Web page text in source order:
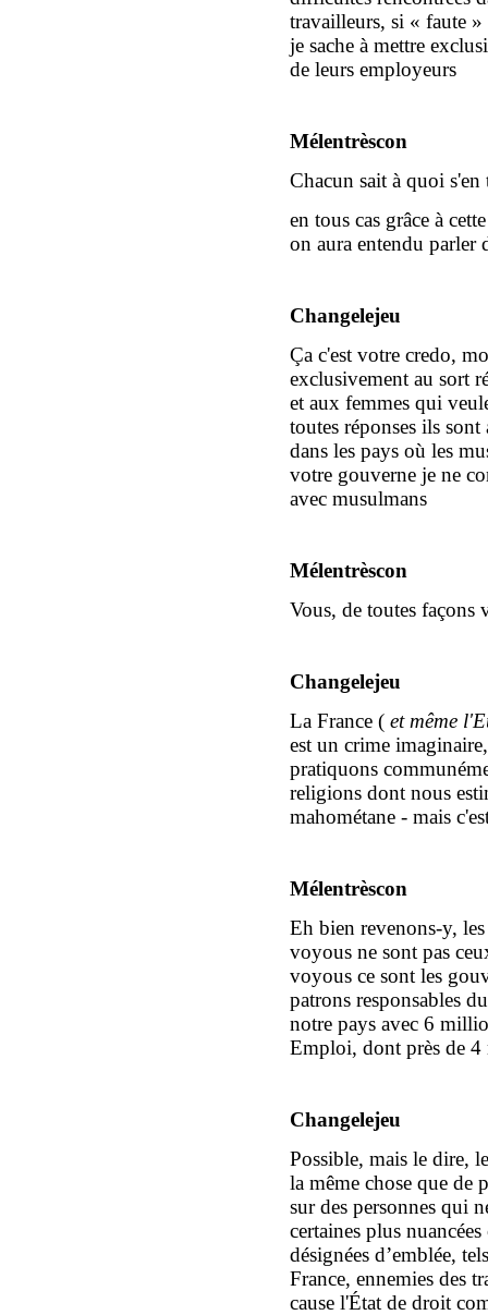
travailleurs, si « faute
je sache à mettre
de leurs employeurs
Mélentrèscon
Chacun sait à quoi s'en
en tous cas grâce à
on aura entendu parler
Changelejeu
Ça c'est votre credo,
exclusivement au sort
et aux femmes qui
toutes réponses ils sont
dans les pays où les
votre gouverne je ne
avec musulmans
Mélentrèscon
Vous, de toutes façons
Changelejeu
La France ( et même
est un crime
pratiquons
religions dont nous
mahométane - mais
Mélentrèscon
Eh bien revenons-y,
voyous ne sont pas
voyous ce sont les
patrons responsables
notre pays avec 6
Emploi, dont près de 4
Changelejeu
Possible, mais le dire,
la même chose que de
sur des personnes qui
certaines plus nuancées
désignées d’emblée,
France, ennemies des
cause l'État de droit